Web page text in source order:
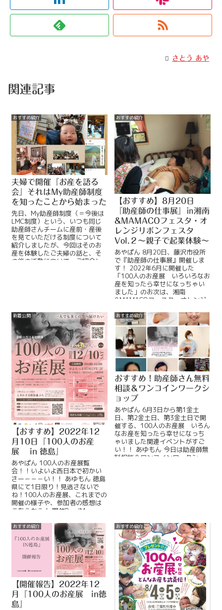
さとう あや
関連記事
おすすめ紹介
夫婦で開催『お産を語る
会』それはMy助産師制度
を知ったことから始まった
先日、My助産師制度（＝今後は
LMC制度）という、いつも同じ
助産師さんチームに産前・産後
を見ていただける制度について
紹介しましたが、今回はそのお
産を体験したご夫婦の話と、そ
の後の活動について、ご紹介し
おすすめ紹介
【おすすめ】8月20日
『助産師の仕事展』㏌湘南
&MAMACOフェスタ・オ
レンジリボンフェスタ
Vol.２〜親子で起業体験〜
あやぱん 8月20日、藤沢市役所
で『助産師の仕事展』開催しま
す！ 2022年6月に開催した
「100人のお産展 いろいろなお
産を知ったら幸せになっちゃい
ました」のお次は、湘南
&MAMACOフェスタ・オレンジ
新着公開
【おすすめ】2022年12
月10日『100人のお産
展 in 徳島』
あやぱん 100人のお産展覧
会！！いよいよ西日本で初かい
さー－－－い！！ あゆもん 徳島
県にて1日限り！見逃さないで
ね！100人のお産展、これまでの
開催の様子や、参加者の感想は
こちらから！ 開催ReadMore...
おすすめ紹介
おすすめ！助産師さん無料
相談＆ワンコインワークシ
ョップ
あやぱん 6月3日から第1金土
日、第2金土日、第3金土日で開
催する、100人のお産展 いろん
なお産を知ったら幸せになっち
ゃいました関連イベントがすご
い！！ あゆもん 今日は助産師無
料相談＆ワンコインワークショ
おすすめ紹介
【開催報告】2022年12
月『100人のお産展 in徳
島』
おすすめ紹介